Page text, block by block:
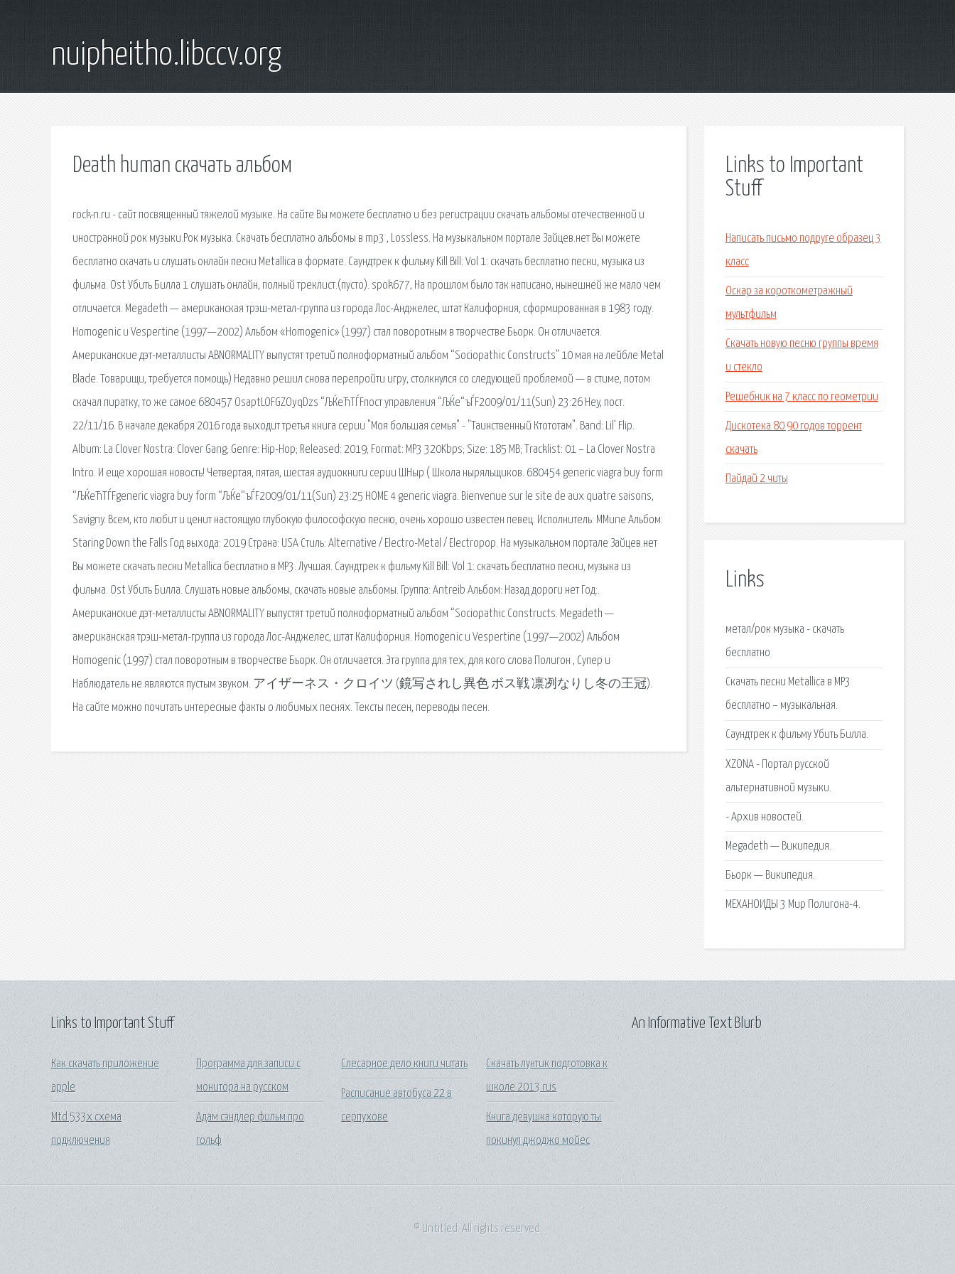
nuipheitho.libccv.org
Death human скачать альбом
rock-n.ru - сайт посвященный тяжелой музыке. На сайте Вы можете бесплатно и без регистрации скачать альбомы отечественной и
иностранной рок музыки.Рок музыка. Скачать бесплатно альбомы в mp3 , Lossless. На музыкальном портале Зайцев.нет Вы можете
бесплатно скачать и слушать онлайн песни Metallica в формате. Саундтрек к фильму Kill Bill: Vol 1: скачать бесплатно песни, музыка из
фильма. Ost Убить Билла 1 слушать онлайн, полный треклист.(пусто). spok677, На прошлом было так написано, нынешней же мало чем
отличается. Megadeth — американская трэш-метал-группа из города Лос-Анджелес, штат Калифорния, сформированная в 1983 году.
Homogenic и Vespertine (1997—2002) Альбом «Homogenic» (1997) стал поворотным в творчестве Бьорк. Он отличается.
Американские дэт-металлисты ABNORMALITY выпустят третий полноформатный альбом “Sociopathic Constructs” 10 мая на лейбле Metal
Blade. Товарищи, требуется помощь) Недавно решил снова перепройти игру, столкнулся со следующей проблемой — в стиме, потом
скачал пиратку, то же самое 680457 OsaptLOFGZOyqDzs “ЉЌeЋТЃFпост управления “ЉЌe“ъЃF2009/01/11(Sun) 23:26 Hey, пост.
22/11/16. В начале декабря 2016 года выходит третья книга серии "Моя большая семья" - "Таинственный Ктототам". Band: Lil’ Flip.
Album: La Clover Nostra: Clover Gang; Genre: Hip-Hop; Released: 2019; Format: MP3 320Kbps; Size: 185 MB; Tracklist: 01 – La Clover Nostra
Intro. И еще хорошая новость! Четвертая, пятая, шестая аудиокниги серии ШНыр ( Школа ныряльщиков. 680454 generic viagra buy form
“ЉЌeЋТЃFgeneric viagra buy form “ЉЌe“ъЃF2009/01/11(Sun) 23:25 HOME 4 generic viagra. Bienvenue sur le site de aux quatre saisons,
Savigny. Всем, кто любит и ценит настоящую глубокую философскую песню, очень хорошо известен певец. Исполнитель: MMune Альбом:
Staring Down the Falls Год выхода: 2019 Страна: USA Стиль: Alternative / Electro-Metal / Electropop. На музыкальном портале Зайцев.нет
Вы можете скачать песни Metallica бесплатно в MP3. Лучшая. Саундтрек к фильму Kill Bill: Vol 1: скачать бесплатно песни, музыка из
фильма. Ost Убить Билла. Слушать новые альбомы, скачать новые альбомы. Группа: Antreib Альбом: Назад дороги нет Год:.
Американские дэт-металлисты ABNORMALITY выпустят третий полноформатный альбом “Sociopathic Constructs. Megadeth —
американская трэш-метал-группа из города Лос-Анджелес, штат Калифорния. Homogenic и Vespertine (1997—2002) Альбом
Homogenic (1997) стал поворотным в творчестве Бьорк. Он отличается. Эта группа для тех, для кого слова Полигон , Супер и
Наблюдатель не являются пустым звуком. アイザーネス・クロイツ (鏡写されし異色 ボス戦 凛冽なりし冬の王冠).
На сайте можно почитать интересные факты о любимых песнях. Тексты песен, переводы песен.
Links to Important
Stuff
Написать письмо подруге образец 3
класс
Оскар за короткометражный
мультфильм
Скачать новую песню группы время
и стекло
Решебник на 7 класс по геометрии
Дискотека 80 90 годов торрент
скачать
Пайдай 2 читы
Links
метал/рок музыкa - скачать
бесплатно
Скачать песни Metallica в MP3
бесплатно – музыкальная.
Саундтрек к фильму Убить Билла.
XZONA - Портал русской
альтернативной музыки.
- Архив новостей.
Megadeth — Википедия.
Бьорк — Википедия.
МЕХАНОИДЫ 3 Мир Полигона-4.
Links to Important Stuff
Как скачать приложение
apple
Mtd 533x схема
подключения
Программа для записи с
монитора на русском
Адам сэндлер фильм про
гольф
Слесарное дело книги читать
Расписание автобуса 22 в
серпухове
Скачать лунтик подготовка к
школе 2013 rus
Книга девушка которую ты
покинул джоджо мойес
An Informative Text Blurb
© Untitled. All rights reserved.